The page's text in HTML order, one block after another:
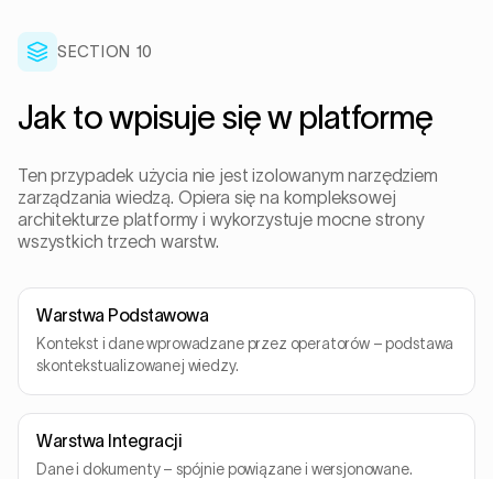
SECTION 10
Jak to wpisuje się w platformę
Ten przypadek użycia nie jest izolowanym narzędziem
zarządzania wiedzą. Opiera się na kompleksowej
architekturze platformy i wykorzystuje mocne strony
wszystkich trzech warstw.
Warstwa Podstawowa
Kontekst i dane wprowadzane przez operatorów – podstawa
skontekstualizowanej wiedzy.
Warstwa Integracji
Dane i dokumenty – spójnie powiązane i wersjonowane.